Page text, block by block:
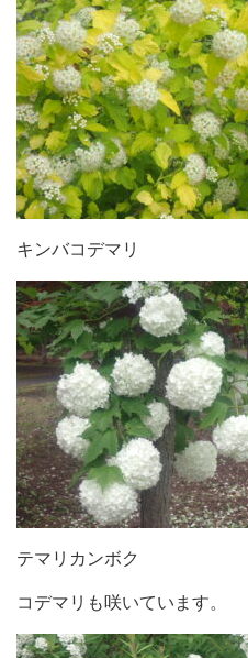
キンバコデマリ
テマリカンボク
コデマリも咲いています。